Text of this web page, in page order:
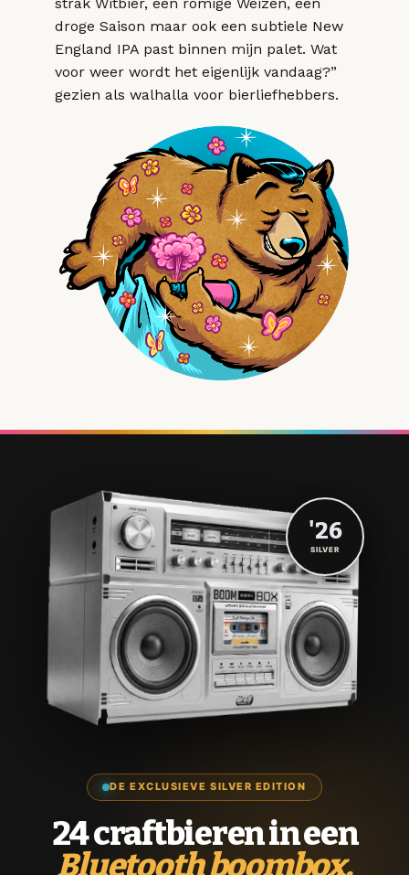
droge Saison maar ook een subtiele New
England IPA past binnen mijn palet. Wat
voor weer wordt het eigenlijk vandaag?”
gezien als walhalla voor bierliefhebbers.
DE EXCLUSIEVE SILVER EDITION
24 craftbieren in een
Bluetooth boombox.
'26
SILVER